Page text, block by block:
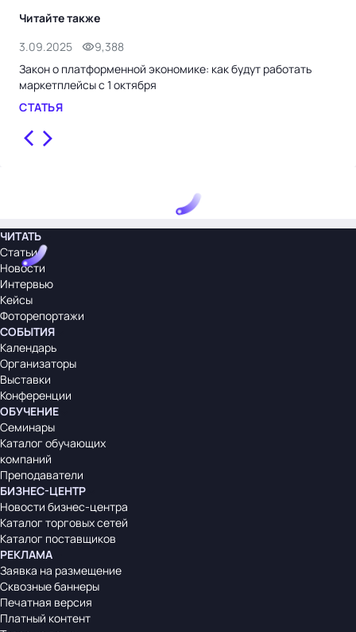
Читайте также
3.09.2025
9,388
Закон о платформенной экономике: как будут работать
маркетплейсы с 1 октября
СТАТЬЯ
ЧИТАТЬ
Статьи
Новости
Интервью
Кейсы
Фоторепортажи
СОБЫТИЯ
Календарь
Организаторы
Выставки
Конференции
ОБУЧЕНИЕ
Семинары
Каталог обучающих
компаний
Преподаватели
БИЗНЕС-ЦЕНТР
Новости бизнес-центра
Каталог торговых сетей
Каталог поставщиков
РЕКЛАМА
Заявка на размещение
Сквозные баннеры
Печатная версия
Платный контент